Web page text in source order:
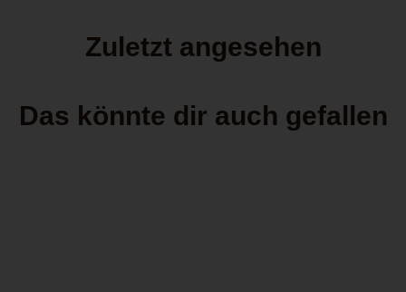
Zuletzt angesehen
Das könnte dir auch gefallen